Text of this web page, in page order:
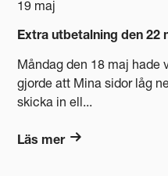
19 maj
Extra utbetalning den 22
Måndag den 18 maj hade
gjorde att Mina sidor låg
skicka in ell...
Läs mer